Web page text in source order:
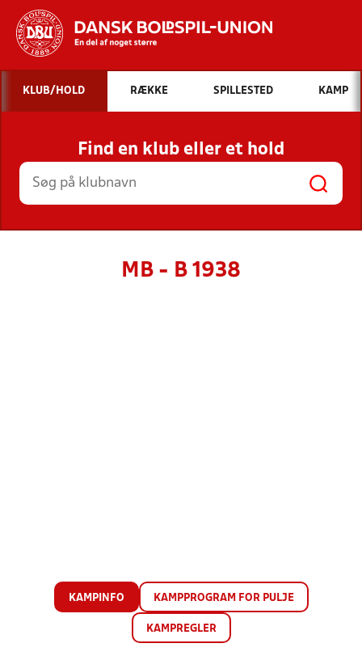
Hvad vil du søge efter?
INDHOLD OG NYHEDER
STILLINGER, RESULTATER, KLUBBER OG
HOLD
KLUB/HOLD RÆKKE SPILLESTED KAMP
Find en klub eller et hold
MB - B 1938
KAMPINFO KAMPPROGRAM FOR PULJE
KAMPREGLER